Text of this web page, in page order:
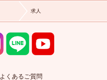
求人
よくあるご質問